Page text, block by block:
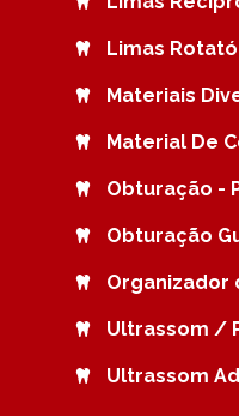
Limas
Materiais
Material De
Obturação -
Obturação
Organizador
Ultrassom /
Ultrassom